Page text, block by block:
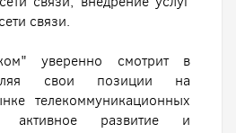
связи.
уверенно смотрит в
свои позиции на
телекоммуникационных
активное развитие и